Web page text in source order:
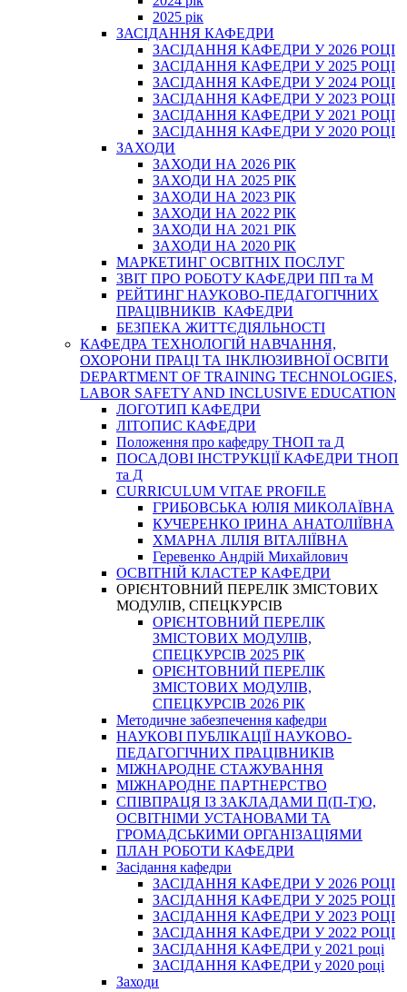
2025 рік
ЗАСІДАННЯ КАФЕДРИ
ЗАСІДАННЯ КАФЕДРИ У 2026 РОЦІ
ЗАСІДАННЯ КАФЕДРИ У 2025 РОЦІ
ЗАСІДАННЯ КАФЕДРИ У 2024 РОЦІ
ЗАСІДАННЯ КАФЕДРИ У 2023 РОЦІ
ЗАСІДАННЯ КАФЕДРИ У 2021 РОЦІ
ЗАСІДАННЯ КАФЕДРИ У 2020 РОЦІ
ЗАХОДИ
ЗАХОДИ НА 2026 РІК
ЗАХОДИ НА 2025 РІК
ЗАХОДИ НА 2023 РІК
ЗАХОДИ НА 2022 РІК
ЗАХОДИ НА 2021 РІК
ЗАХОДИ НА 2020 РІК
МАРКЕТИНГ ОСВІТНІХ ПОСЛУГ
3BIT ПРО РОБОТУ КАФЕДРИ ПП та М
РЕЙТИНГ НАУКОВО-ПЕДАГОГІЧНИХ
ПРАЦІВНИКІВ КАФЕДРИ
БЕЗПЕКА ЖИТТЄДІЯЛЬНОСТІ
КАФЕДРА ТЕХНОЛОГІЙ НАВЧАННЯ,
ОХОРОНИ ПРАЦІ ТА ІНКЛЮЗИВНОЇ ОСВІТИ
DEPARTMENT OF TRAINING TECHNOLOGIES,
LABOR SAFETY AND INCLUSIVE EDUCATION
ЛОГОТИП КАФЕДРИ
ЛІТОПИС КАФЕДРИ
Положення про кафедру ТНОП та Д
ПОСАДОВІ ІНСТРУКЦІЇ КАФЕДРИ ТНОП
та Д
CURRICULUM VITAE PROFILE
ГРИБОВСЬКА ЮЛІЯ МИКОЛАЇВНА
КУЧЕРЕНКО ІРИНА АНАТОЛІЇВНА
ХМАРНА ЛІЛІЯ ВІТАЛІЇВНА
Геревенко Андрій Михайлович
ОСВІТНІЙ КЛАСТЕР КАФЕДРИ
ОРІЄНТОВНИЙ ПЕРЕЛІК ЗМІСТОВИХ
МОДУЛІВ, СПЕЦКУРСІВ
ОРІЄНТОВНИЙ ПЕРЕЛІК
ЗМІСТОВИХ МОДУЛІВ,
СПЕЦКУРСІВ 2025 РІК
ОРІЄНТОВНИЙ ПЕРЕЛІК
ЗМІСТОВИХ МОДУЛІВ,
СПЕЦКУРСІВ 2026 РІК
Методичне забезпечення кафедри
НАУКОВІ ПУБЛІКАЦІЇ НАУКОВО-
ПЕДАГОГІЧНИХ ПРАЦІВНИКІВ
МІЖНАРОДНЕ СТАЖУВАННЯ
МІЖНАРОДНЕ ПАРТНЕРСТВО
СПІВПРАЦЯ ІЗ ЗАКЛАДАМИ П(П-Т)О,
ОСВІТНІМИ УСТАНОВАМИ ТА
ГРОМАДСЬКИМИ ОРГАНІЗАЦІЯМИ
ПЛАН РОБОТИ КАФЕДРИ
Засідання кафедри
ЗАСІДАННЯ КАФЕДРИ У 2026 РОЦІ
ЗАСІДАННЯ КАФЕДРИ У 2025 РОЦІ
ЗАСІДАННЯ КАФЕДРИ У 2023 РОЦІ
ЗАСІДАННЯ КАФЕДРИ У 2022 РОЦІ
ЗАСІДАННЯ КАФЕДРИ у 2021 році
ЗАСІДАННЯ КАФЕДРИ у 2020 році
Заходи